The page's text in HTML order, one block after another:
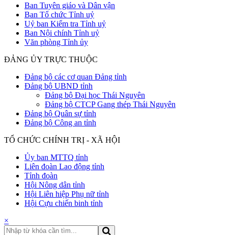
Ban Tuyên giáo và Dân vận
Ban Tổ chức Tỉnh uỷ
Uỷ ban Kiểm tra Tỉnh uỷ
Ban Nội chính Tỉnh uỷ
Văn phòng Tỉnh ủy
ĐẢNG ỦY TRỰC THUỘC
Đảng bộ các cơ quan Đảng tỉnh
Đảng bộ UBND tỉnh
Đảng bộ Đại học Thái Nguyên
Đảng bộ CTCP Gang thép Thái Nguyên
Đảng bộ Quân sự tỉnh
Đảng bộ Công an tỉnh
TỔ CHỨC CHÍNH TRỊ - XÃ HỘI
Ủy ban MTTQ tỉnh
Liên đoàn Lao động tỉnh
Tỉnh đoàn
Hội Nông dân tỉnh
Hội Liên hiệp Phụ nữ tỉnh
Hội Cựu chiến binh tỉnh
×